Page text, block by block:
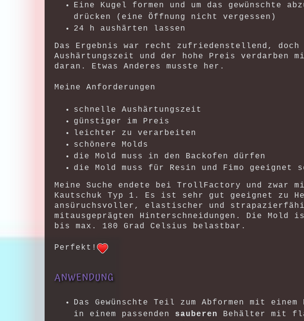
Eine Kugel formen und um das gewünschte
drücken (eine Öffnung nicht vergessen)
24 h aushärten lassen
Das Ergebnis war recht zufriedenstellend, doch
Aushärtungszeit und der hohe Preis verdarben
daran. Etwas Anderes musste her.
Meine Anforderungen
schnelle Aushärtungszeit
günstiger im Preis
leichter zu verarbeiten
schönere Molds
die Mold muss in den Backofen dürfen
die Mold muss für Resin und Fimo geeignet
Meine Suche endete bei TrollFactory und zwar
Kautschuk Typ 1. Es ist sehr gut geeignet zu
ansüruchsvoller, elastischer und
mitausgeprägten Hinterschneidungen. Die Mold
bis max. 180 Grad Celsius belastbar.
Perfekt!
ANWENDUNG
Das Gewünschte Teil zum Abformen mit
in einem passenden sauberen
Behälter mit